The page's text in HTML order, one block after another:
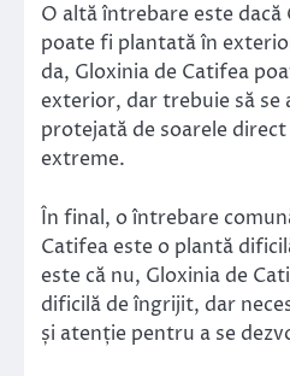
O altă întrebare este dacă
poate fi plantată în
da, Gloxinia de Catifea
exterior, dar trebuie să se
protejată de soarele
extreme.
În final, o întrebare
Catifea este o plantă
este că nu, Gloxinia de
dificilă de îngrijit, dar
și atenție pentru a se